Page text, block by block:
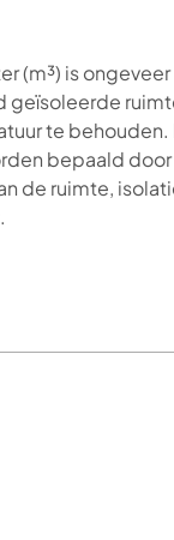
(m³) is
geïsoleerde
te behouden.
bepaald
de ruimte,